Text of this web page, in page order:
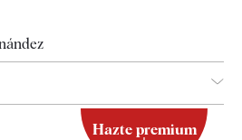
Hazte premium